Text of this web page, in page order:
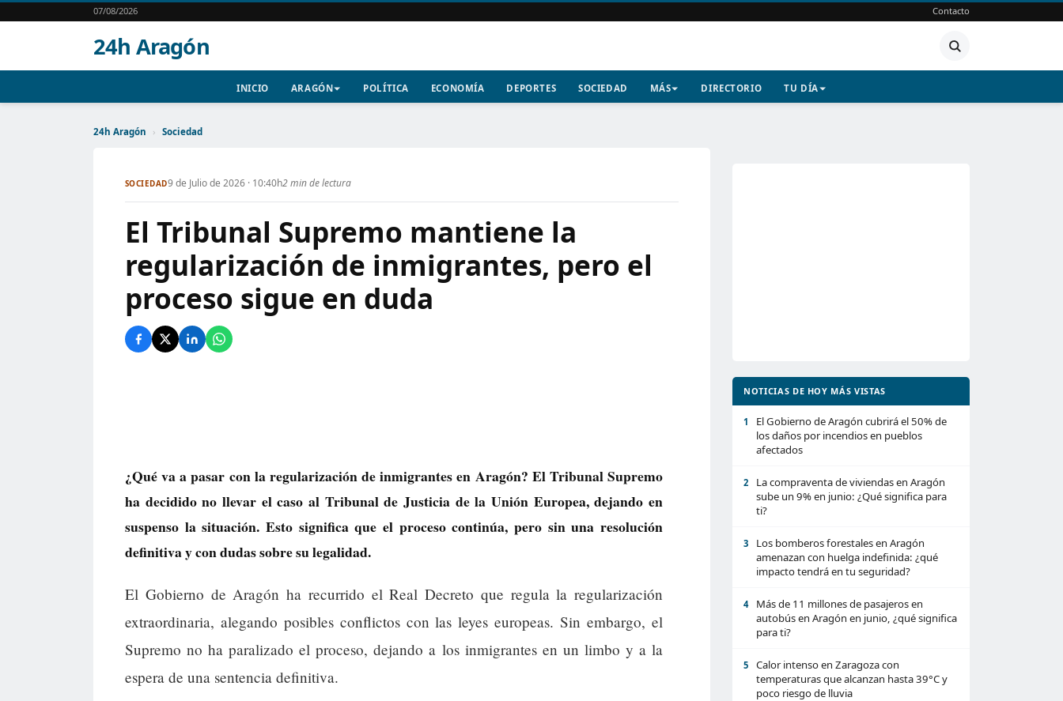
07/08/2026 Contacto
24h Aragón
INICIO ARAGÓN POLÍTICA ECONOMÍA DEPORTES SOCIEDAD MÁS DIRECTORIO TU DÍA
24h Aragón › Sociedad
SOCIEDAD9 de Julio de 2026 · 10:40h2 min de lectura
El Tribunal Supremo mantiene la
regularización de inmigrantes, pero el
proceso sigue en duda
¿Qué va a pasar con la regularización de inmigrantes en Aragón? El Tribunal Supremo
ha decidido no llevar el caso al Tribunal de Justicia de la Unión Europea, dejando en
suspenso la situación. Esto significa que el proceso continúa, pero sin una resolución
definitiva y con dudas sobre su legalidad.
El Gobierno de Aragón ha recurrido el Real Decreto que regula la regularización
extraordinaria, alegando posibles conflictos con las leyes europeas. Sin embargo, el
Supremo no ha paralizado el proceso, dejando a los inmigrantes en un limbo y a la
espera de una sentencia definitiva.
NOTICIAS DE HOY MÁS VISTAS
1
El Gobierno de Aragón cubrirá el 50% de
los daños por incendios en pueblos
afectados
2
La compraventa de viviendas en Aragón
sube un 9% en junio: ¿Qué significa para
ti?
3
Los bomberos forestales en Aragón
amenazan con huelga indefinida: ¿qué
impacto tendrá en tu seguridad?
4
Más de 11 millones de pasajeros en
autobús en Aragón en junio, ¿qué significa
para ti?
5
Calor intenso en Zaragoza con
temperaturas que alcanzan hasta 39°C y
poco riesgo de lluvia